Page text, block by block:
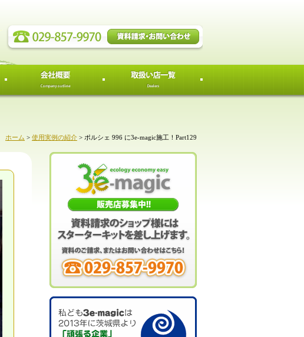
ホーム > 使用実例の紹介 > ポルシェ 996 に3e-magic施工！Part129